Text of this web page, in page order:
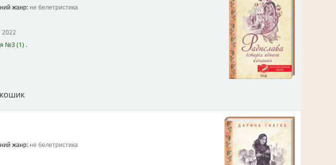
жанр: не белетристика
2022
№3(1) .
жанр:не белетристика